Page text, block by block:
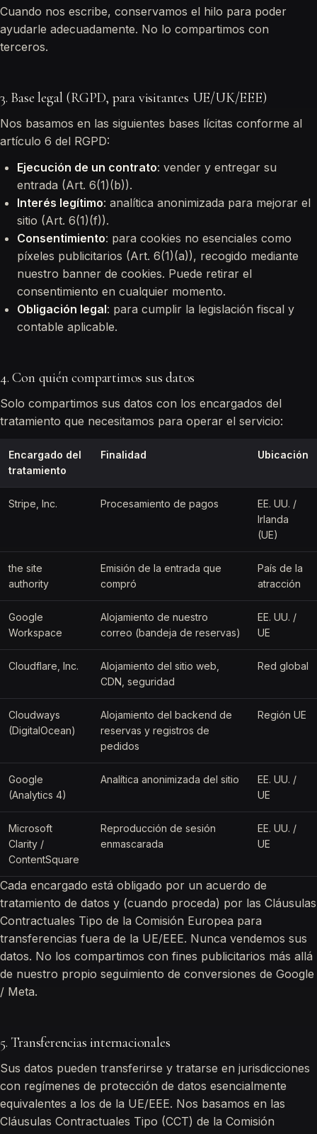
Cuando nos escribe, conservamos el hilo para poder
ayudarle adecuadamente. No lo compartimos con
terceros.
3. Base legal (RGPD, para visitantes UE/UK/EEE)
Nos basamos en las siguientes bases lícitas conforme al
artículo 6 del RGPD:
Ejecución de un contrato: vender y entregar su
entrada (Art. 6(1)(b)).
Interés legítimo: analítica anonimizada para mejorar el
sitio (Art. 6(1)(f)).
Consentimiento: para cookies no esenciales como
píxeles publicitarios (Art. 6(1)(a)), recogido mediante
nuestro banner de cookies. Puede retirar el
consentimiento en cualquier momento.
Obligación legal: para cumplir la legislación fiscal y
contable aplicable.
4. Con quién compartimos sus datos
Solo compartimos sus datos con los encargados del
tratamiento que necesitamos para operar el servicio:
Encargado del
tratamiento
Finalidad Ubicación
Stripe, Inc. Procesamiento de pagos
EE. UU. /
Irlanda
(UE)
the site
authority
Emisión de la entrada que
compró
País de la
atracción
Google
Workspace
Alojamiento de nuestro
correo (bandeja de reservas)
EE. UU. /
UE
Cloudflare, Inc.
Alojamiento del sitio web,
CDN, seguridad
Red global
Cloudways
(DigitalOcean)
Alojamiento del backend de
reservas y registros de
pedidos
Región UE
Google
(Analytics 4)
Analítica anonimizada del sitio
EE. UU. /
UE
Microsoft
Clarity /
ContentSquare
Reproducción de sesión
enmascarada
EE. UU. /
UE
Cada encargado está obligado por un acuerdo de
tratamiento de datos y (cuando proceda) por las Cláusulas
Contractuales Tipo de la Comisión Europea para
transferencias fuera de la UE/EEE. Nunca vendemos sus
datos. No los compartimos con fines publicitarios más allá
de nuestro propio seguimiento de conversiones de Google
/ Meta.
5. Transferencias internacionales
Sus datos pueden transferirse y tratarse en jurisdicciones
con regímenes de protección de datos esencialmente
equivalentes a los de la UE/EEE. Nos basamos en las
Cláusulas Contractuales Tipo (CCT) de la Comisión